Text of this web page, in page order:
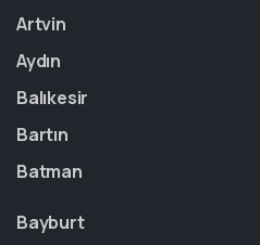
Artvin
Aydın
Balıkesir
Bartın
Batman
Bayburt